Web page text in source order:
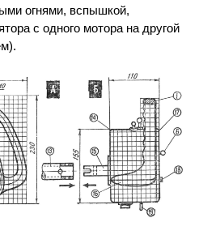
огнями, вспышкой,
с одного мотора на другой